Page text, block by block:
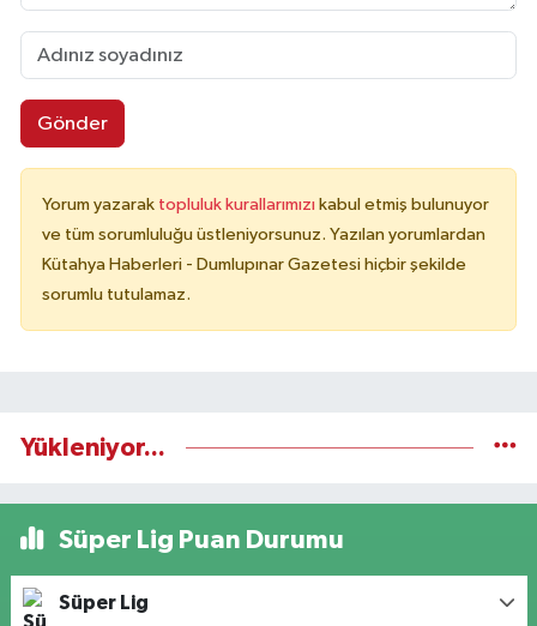
Gönder
Yorum yazarak topluluk kurallarımızı kabul etmiş bulunuyor
ve tüm sorumluluğu üstleniyorsunuz. Yazılan yorumlardan
Kütahya Haberleri - Dumlupınar Gazetesi hiçbir şekilde
sorumlu tutulamaz.
Yükleniyor...
Süper Lig Puan Durumu
Süper Lig